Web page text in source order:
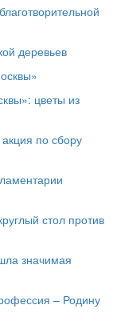
деревьев
цветы из
по сбору
стол против
значимая
– Родину